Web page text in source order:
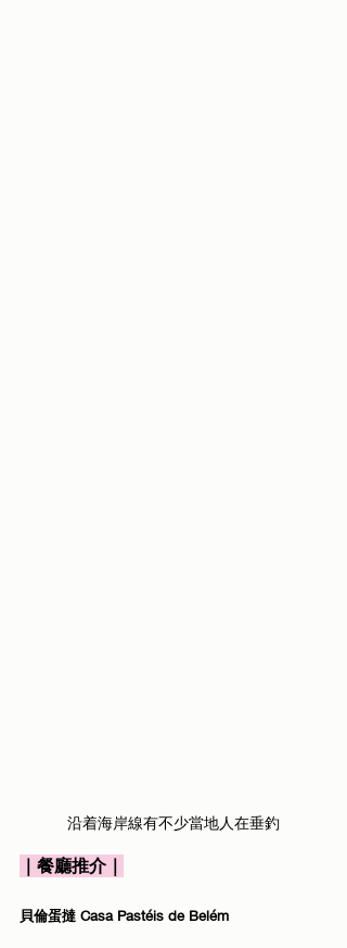
沿着海岸線有不少當地人在垂釣
｜餐廳推介｜
貝倫蛋撻 Casa Pastéis de Belém